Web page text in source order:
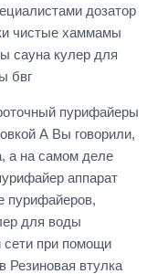
дозатор
чистые хаммамы
сауна кулер для
бвг
пурифайеры
А Вы говорили,
а на самом деле
аппарат
пурифайеров,
для воды
сети при помощи
Резиновая втулка